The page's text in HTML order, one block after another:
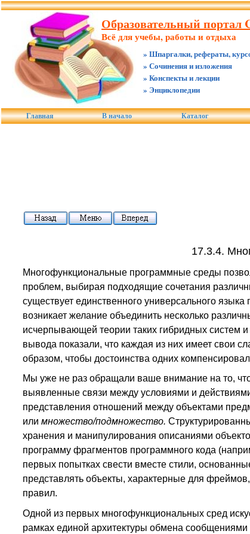
Образовательный портал
Всё для учебы, работы и отдыха
» Шпаргалки, рефераты,
» Сочинения и изложения
» Конспекты и лекции
» Энциклопедии
Главная В начало Каталог
17.3.4.
Многофункциональные программные среды
проблем, выбирая подходящие сочетания
существует единственного универсального
возникает желание объединить несколько
исчерпывающей теории таких гибридных систем
вывода показали, что каждая из них имеет свои
образом, чтобы достоинства одних
Мы уже не раз обращали ваше внимание на то,
выявленные связи между условиями и
представления отношений между объектами
или множество/подмножество.
хранения и манипулирования описаниями
программу фрагментов программного кода
первых попытках свести вместе стили,
представлять объекты, характерные для
правил.
Одной из первых многофункциональных сред
рамках единой архитектуры обмена